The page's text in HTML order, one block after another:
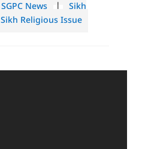
SGPC News |
Sikh
Sikh Religious Issue